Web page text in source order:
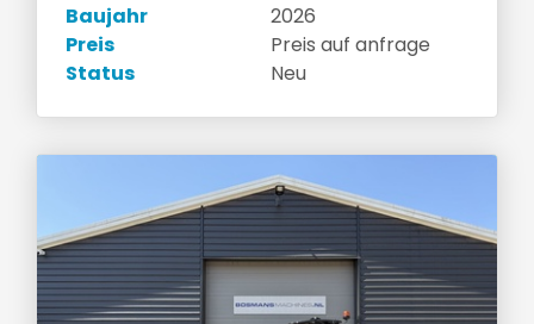
Baujahr
2026
Preis
Preis auf anfrage
Status
Neu